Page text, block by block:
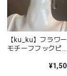
肩紐の長さが調
た。 思っていた
無し！です。
【ku_ku】フラワー
モチーフフックピア